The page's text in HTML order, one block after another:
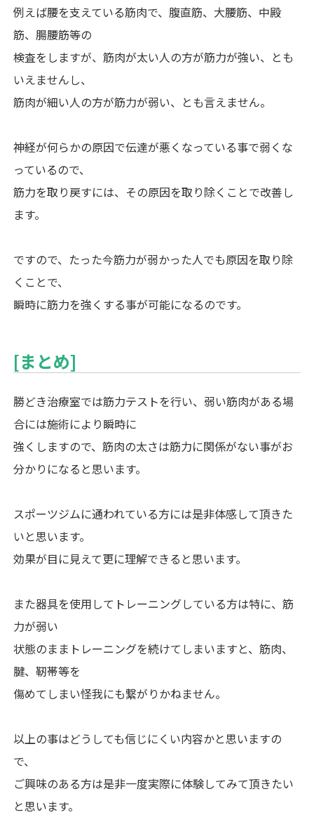
例えば腰を支えている筋肉で、腹直筋、大腰筋、中殿
筋、腸腰筋等の
検査をしますが、筋肉が太い人の方が筋力が強い、とも
いえませんし、
筋肉が細い人の方が筋力が弱い、とも言えません。
神経が何らかの原因で伝達が悪くなっている事で弱くな
っているので、
筋力を取り戻すには、その原因を取り除くことで改善し
ます。
ですので、たった今筋力が弱かった人でも原因を取り除
くことで、
瞬時に筋力を強くする事が可能になるのです。
[まとめ]
勝どき治療室では筋力テストを行い、弱い筋肉がある場
合には施術により瞬時に
強くしますので、筋肉の太さは筋力に関係がない事がお
分かりになると思います。
スポーツジムに通われている方には是非体感して頂きた
いと思います。
効果が目に見えて更に理解できると思います。
また器具を使用してトレーニングしている方は特に、筋
力が弱い
状態のままトレーニングを続けてしまいますと、筋肉、
腱、靭帯等を
傷めてしまい怪我にも繋がりかねません。
以上の事はどうしても信じにくい内容かと思いますの
で、
ご興味のある方は是非一度実際に体験してみて頂きたい
と思います。